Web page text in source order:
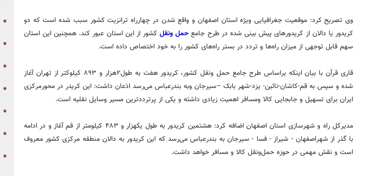
وی تصریح کرد: موقعیت جغرافیایی ویژه استان اصفهان و واقع شدن در چهارراه ترانزیت کشور سبب شده است که دو
کریدور یا دالان از کریدورهای پیش بینی شده در طرح جامع حمل ونقلکشور از این استان عبور کند. همچنین این استان
سهم قابل توجهی از میزان راه‌ها و تردد در بستر راه‌های کشور را به خود اختصاص داده است.
قاری قرآن با بیان اینکه براساس طرح جامع حمل ونقل کشور، کریدور هفت به طول۲هزار و ۸۹۳ کیلوکتر از تهران آغاز
شده و سپس به قم-کاشان-نائین- یزد-شهر بابک –سیرجان وبه بندرعباس می‌رسد اذعان داشت: این کریدر در محورمرکزی
ایران برای تسهیل و جابجایی کالا ومسافر اهمیت زیادی داشته و یکی از پرترددترین مسیر وسایل نقلیه است.
مدیرکل راه و شهرسازی استان اصفهان اضافه کرد: هشتمین کریدور به طول یکهزار و ۴۸۳ کیلومتر از قم آغاز و در ادامه
با گذر از شهراصفهان - شیراز - فسا - سیرجان به بندرعباس می‌رسد که این کریدور به دالان منطقه مرکزی کشور معروف
است و نقش مهمی در حوزه حمل‌ونقل کالا و مسافر خواهد داشت.